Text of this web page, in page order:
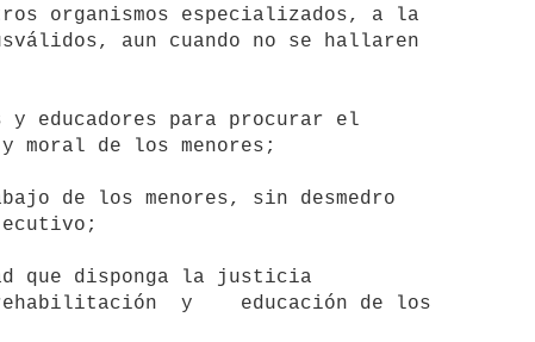
organismos especializados, a la
educadores para procurar el
de los menores;
de los menores, sin desmedro
que disponga la justicia
y    educación de los